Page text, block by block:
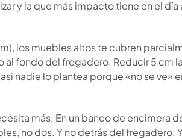
y la que más impacto tiene en el día
los muebles altos te cubren
al fondo del fregadero. Reducir 5 cm
nadie lo plantea porque «no se ve»
más. En un banco de encimera
no dos. Y no detrás del fregadero.